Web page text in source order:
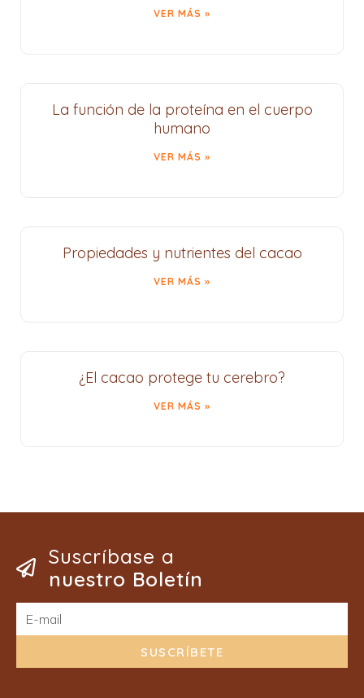
VER MÁS »
La función de la proteína en el cuerpo
humano
VER MÁS »
Propiedades y nutrientes del cacao
VER MÁS »
¿El cacao protege tu cerebro?
VER MÁS »
Suscríbase a
nuestro Boletín
SUSCRÍBETE